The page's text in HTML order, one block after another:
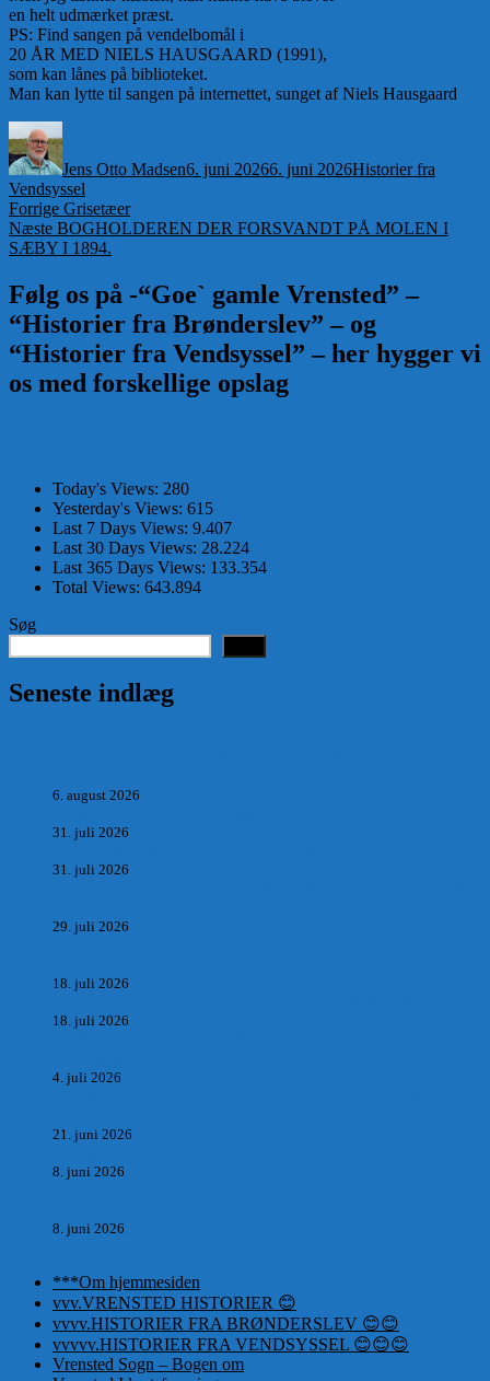
en helt udmærket præst.
PS: Find sangen på vendelbomål i
20 ÅR MED NIELS HAUSGAARD (1991),
som kan lånes på biblioteket.
Man kan lytte til sangen på internettet, sunget af Niels Hausgaard
Jens Otto Madsen6. juni 20266. juni 2026Historier fra
Vendsyssel
Indlægsnavigation
Forrige Forrige
indlæg:
Grisetæer
Næste Næste
indlæg:
BOGHOLDEREN DER FORSVANDT PÅ MOLEN I
SÆBY I 1894.
Følg os på -“Goe` gamle Vrensted” –
“Historier fra Brønderslev” – og
“Historier fra Vendsyssel” – her hygger vi
os med forskellige opslag
Today's Views: 280
Yesterday's Views: 615
Last 7 Days Views: 9.407
Last 30 Days Views: 28.224
Last 365 Days Views: 133.354
Total Views: 643.894
Søg
Seneste indlæg
6. august 2026
31. juli 2026
31. juli 2026
29. juli 2026
18. juli 2026
18. juli 2026
4. juli 2026
21. juni 2026
8. juni 2026
8. juni 2026
***Om hjemmesiden
vvv.VRENSTED HISTORIER 😊
vvvv.HISTORIER FRA BRØNDERSLEV 😊😊
vvvvv.HISTORIER FRA VENDSYSSEL 😊😊😊
Vrensted Sogn – Bogen om